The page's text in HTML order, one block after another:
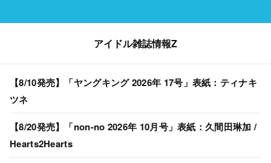
アイドル雑誌情報Z
【8/10発売】「ヤングキング 2026年 17号」表紙：ティナキ
ツネ
【8/20発売】「non-no 2026年 10月号」表紙：久間田琳加 /
Hearts2Hearts